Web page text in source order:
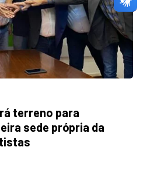
terreno para
sede própria da